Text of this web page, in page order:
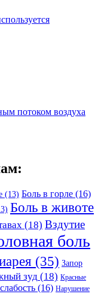
потоком воздуха
(13) Боль в горле (16)
Боль в животе
(18) Вздутие
боль
(35) Запор
зуд (18) Красные
(16) Нарушение